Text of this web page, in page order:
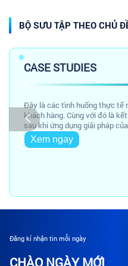
BỘ SƯU TẬP THEO CHỦ
CASE STUDIES
Đây là các tình huống thực tế
khách hàng. Cùng với đó là
sau khi ứng dụng giải pháp
Xem ngay
Đăng kí nhận tin mỗi ngày
CHÀO NGÀY MỚI